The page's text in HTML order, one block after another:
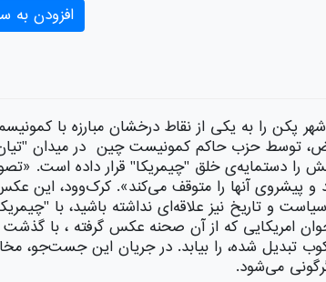
افزودن به
در سال ۱۹۸۹، میدان "تیان‌آن‌من" شهر پکن را به یکی از نقاط
را دستمایه‌ی خلق "چیمریکا" قرار داده است.
آنها را متوقف می‌کند». کرک‌وود، این
و تاریخ نیز علاقه‌ای نداشته باشید، با
امریکایی که از آن صحنه عکس گرفته ، با
تبدیل شده، را بیابد. در جریان این جست‌جو،
می‌شود.